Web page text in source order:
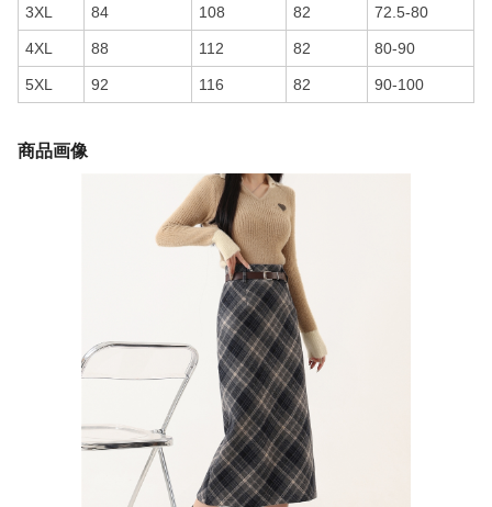
3XL 84 108 82 72.5-80
4XL 88 112 82 80-90
5XL 92 116 82 90-100
商品画像